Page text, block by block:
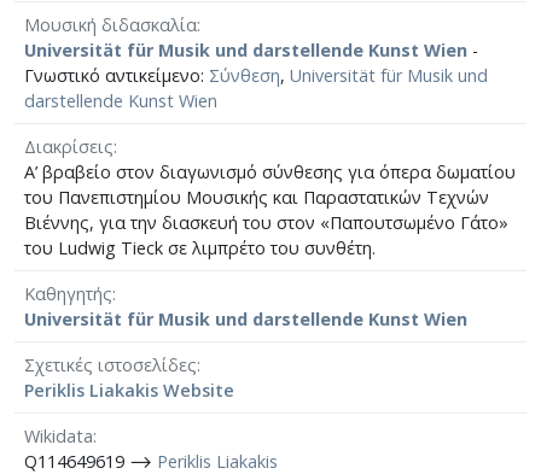
Μουσική διδασκαλία
Universität für Musik und darstellende Kunst Wien -
Γνωστικό αντικείμενο: Σύνθεση, Universität für Musik und
darstellende Kunst Wien
Διακρίσεις
Α’ βραβείο στον διαγωνισμό σύνθεσης για όπερα δωματίου
του Πανεπιστημίου Μουσικής και Παραστατικών Τεχνών
Βιέννης, για την διασκευή του στον «Παπουτσωμένο Γάτο»
του Ludwig Tieck σε λιμπρέτο του συνθέτη.
Καθηγητής
Universität für Musik und darstellende Kunst Wien
Σχετικές ιστοσελίδες
Periklis Liakakis Website
Wikidata
Q114649619 ⟶ Periklis Liakakis